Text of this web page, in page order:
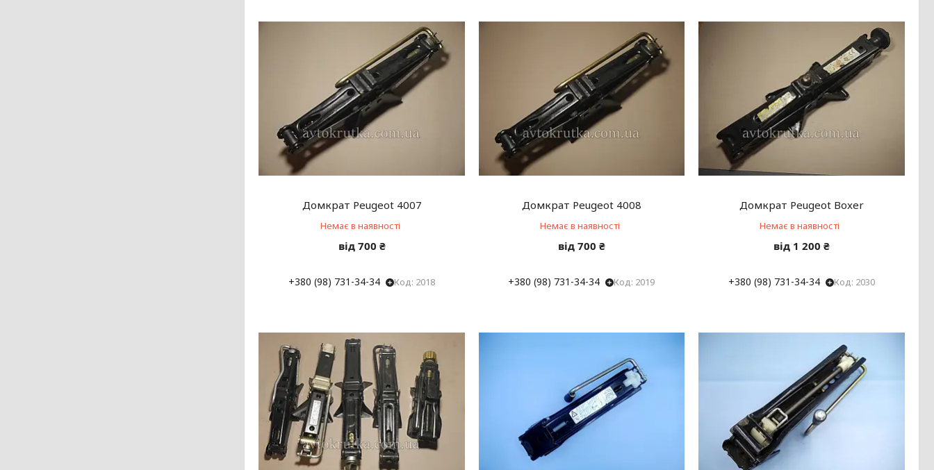
Домкрат Peugeot 4007
Немає в наявності
від 700 ₴
+380 (98) 731-34-34 2018
Домкрат Peugeot 4008
Немає в наявності
від 700 ₴
+380 (98) 731-34-34 2019
Домкрат Peugeot Boxer
Немає в наявності
від 1 200 ₴
+380 (98) 731-34-34 2030